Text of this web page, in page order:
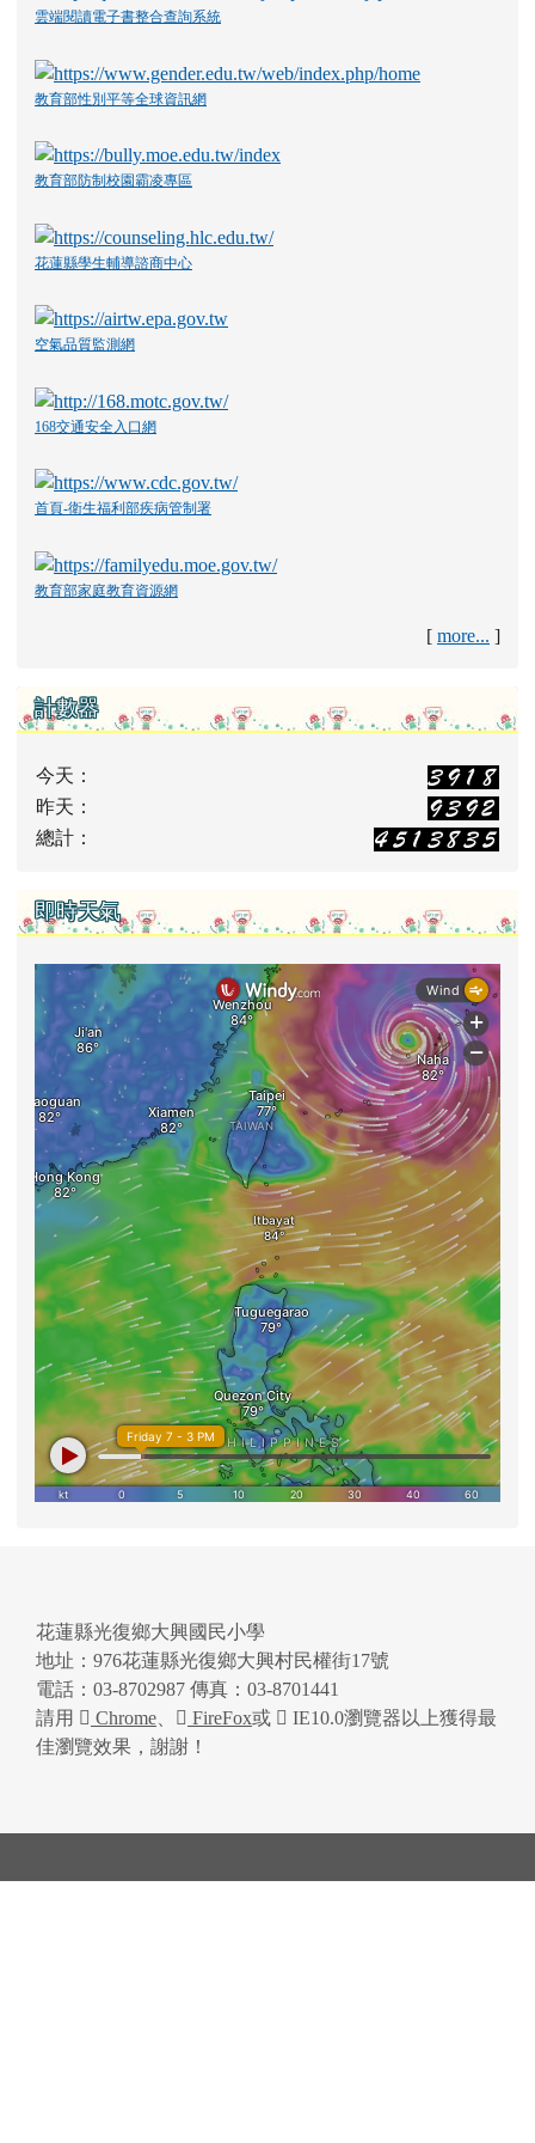
雲端閱讀電子書整合查詢系統
教育部性別平等全球資訊網
教育部防制校園霸凌專區
花蓮縣學生輔導諮商中心
空氣品質監測網
168交通安全入口網
首頁-衛生福利部疾病管制署
教育部家庭教育資源網
[ more... ]
計數器
今天：
昨天：
總計：
即時天氣
花蓮縣光復鄉大興國民小學
地址：976花蓮縣光復鄉大興村民權街17號
電話：03-8702987 傳真：03-8701441
請用
Chrome FireFox或
IE10.0瀏覽器以上獲得最
佳瀏覽效果，謝謝！